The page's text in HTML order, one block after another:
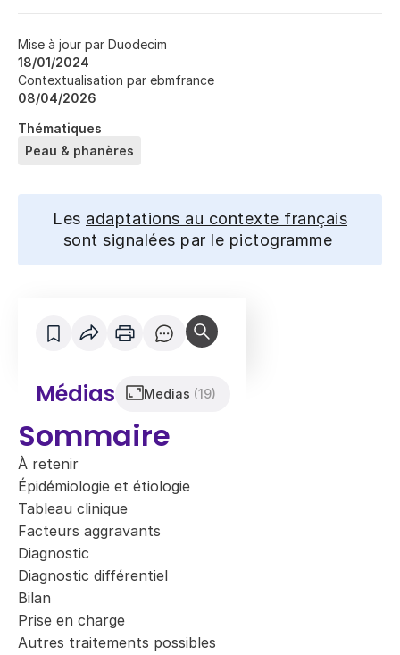
Mise à jour par Duodecim
18/01/2024
Contextualisation par ebmfrance
08/04/2026
Thématiques
Peau & phanères
Les adaptations au contexte français
sont signalées par le pictogramme
Médias Medias (19)
Sommaire
À retenir
Épidémiologie et étiologie
Tableau clinique
Facteurs aggravants
Diagnostic
Diagnostic différentiel
Bilan
Prise en charge
Autres traitements possibles